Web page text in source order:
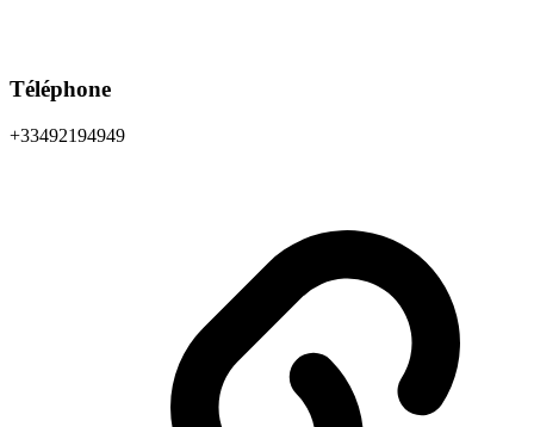
Téléphone
+33492194949